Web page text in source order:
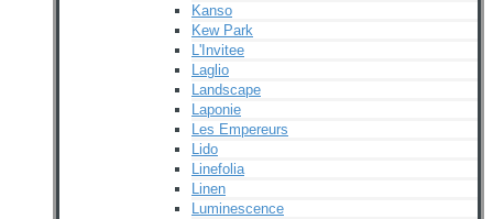
Kanso
Kew Park
L'Invitee
Laglio
Landscape
Laponie
Les Empereurs
Lido
Linefolia
Linen
Luminescence